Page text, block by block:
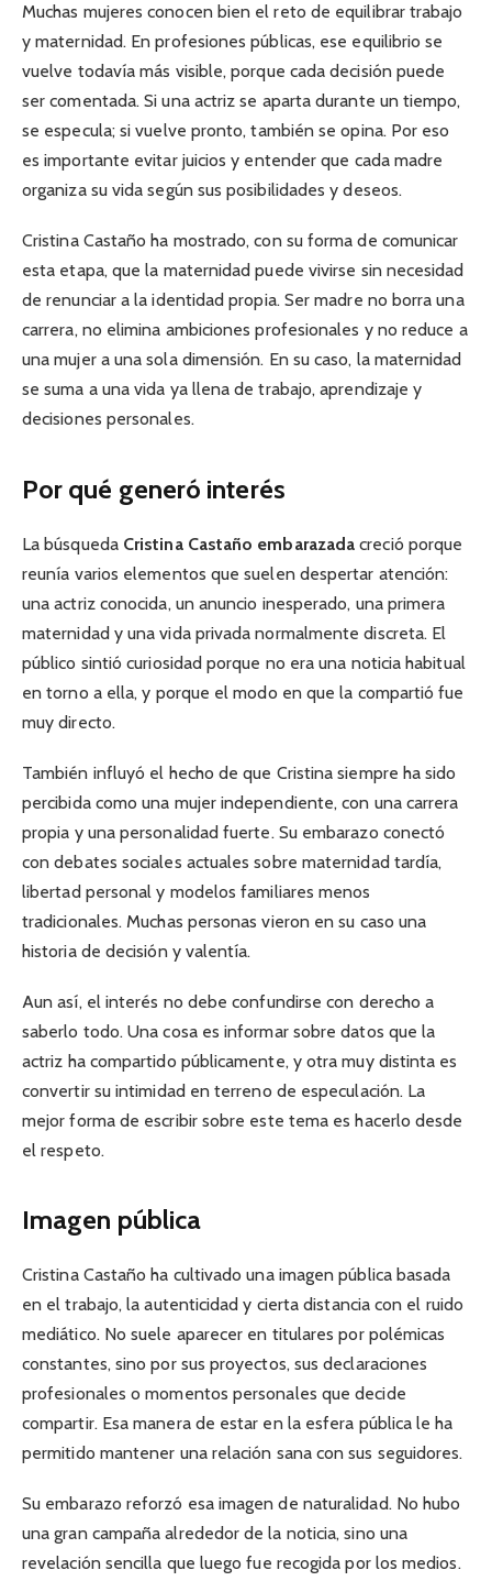
Muchas mujeres conocen bien el reto de equilibrar trabajo
y maternidad. En profesiones públicas, ese equilibrio se
vuelve todavía más visible, porque cada decisión puede
ser comentada. Si una actriz se aparta durante un tiempo,
se especula; si vuelve pronto, también se opina. Por eso
es importante evitar juicios y entender que cada madre
organiza su vida según sus posibilidades y deseos.
Cristina Castaño ha mostrado, con su forma de comunicar
esta etapa, que la maternidad puede vivirse sin necesidad
de renunciar a la identidad propia. Ser madre no borra una
carrera, no elimina ambiciones profesionales y no reduce a
una mujer a una sola dimensión. En su caso, la maternidad
se suma a una vida ya llena de trabajo, aprendizaje y
decisiones personales.
Por qué generó interés
La búsqueda Cristina Castaño embarazada creció porque
reunía varios elementos que suelen despertar atención:
una actriz conocida, un anuncio inesperado, una primera
maternidad y una vida privada normalmente discreta. El
público sintió curiosidad porque no era una noticia habitual
en torno a ella, y porque el modo en que la compartió fue
muy directo.
También influyó el hecho de que Cristina siempre ha sido
percibida como una mujer independiente, con una carrera
propia y una personalidad fuerte. Su embarazo conectó
con debates sociales actuales sobre maternidad tardía,
libertad personal y modelos familiares menos
tradicionales. Muchas personas vieron en su caso una
historia de decisión y valentía.
Aun así, el interés no debe confundirse con derecho a
saberlo todo. Una cosa es informar sobre datos que la
actriz ha compartido públicamente, y otra muy distinta es
convertir su intimidad en terreno de especulación. La
mejor forma de escribir sobre este tema es hacerlo desde
el respeto.
Imagen pública
Cristina Castaño ha cultivado una imagen pública basada
en el trabajo, la autenticidad y cierta distancia con el ruido
mediático. No suele aparecer en titulares por polémicas
constantes, sino por sus proyectos, sus declaraciones
profesionales o momentos personales que decide
compartir. Esa manera de estar en la esfera pública le ha
permitido mantener una relación sana con sus seguidores.
Su embarazo reforzó esa imagen de naturalidad. No hubo
una gran campaña alrededor de la noticia, sino una
revelación sencilla que luego fue recogida por los medios.